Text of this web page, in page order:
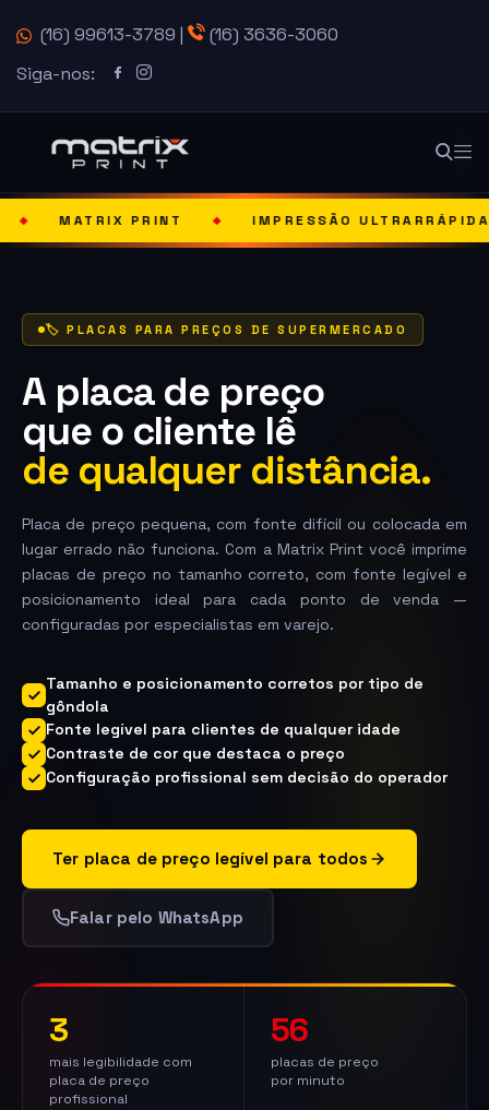
(16) 99613-3789 |
(16) 3636-3060
Siga-nos:
◆ IMPRESSÃO ULTRARRÁPIDA ◆
🏷️ PLACAS PARA PREÇOS DE SUPERMERCADO
A placa de preço
que o cliente lê
de qualquer distância.
Placa de preço pequena, com fonte difícil ou colocada em
lugar errado não funciona. Com a Matrix Print você imprime
placas de preço no tamanho correto, com fonte legível e
posicionamento ideal para cada ponto de venda —
configuradas por especialistas em varejo.
Tamanho e posicionamento corretos por tipo de
gôndola
Fonte legível para clientes de qualquer idade
Contraste de cor que destaca o preço
Configuração profissional sem decisão do operador
Ter placa de preço legível para todos
Falar pelo WhatsApp
3
mais legibilidade com
placa de preço
profissional
56
placas de preço
por minuto